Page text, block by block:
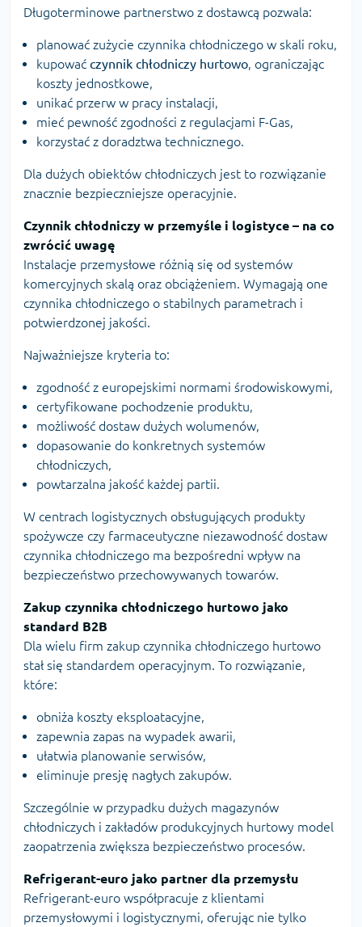
Długoterminowe partnerstwo z dostawcą pozwala:
planować zużycie czynnika chłodniczego w skali roku,
kupować czynnik chłodniczy hurtowo , ograniczając
koszty jednostkowe,
unikać przerw w pracy instalacji,
mieć pewność zgodności z regulacjami F-Gas,
korzystać z doradztwa technicznego.
Dla dużych obiektów chłodniczych jest to rozwiązanie
znacznie bezpieczniejsze operacyjnie.
Czynnik chłodniczy w przemyśle i logistyce – na co
zwrócić uwagę
Instalacje przemysłowe różnią się od systemów
komercyjnych skalą oraz obciążeniem. Wymagają one
czynnika chłodniczego o stabilnych parametrach i
potwierdzonej jakości.
Najważniejsze kryteria to:
zgodność z europejskimi normami środowiskowymi,
certyfikowane pochodzenie produktu,
możliwość dostaw dużych wolumenów,
dopasowanie do konkretnych systemów
chłodniczych,
powtarzalna jakość każdej partii.
W centrach logistycznych obsługujących produkty
spożywcze czy farmaceutyczne niezawodność dostaw
czynnika chłodniczego ma bezpośredni wpływ na
bezpieczeństwo przechowywanych towarów.
Zakup czynnika chłodniczego hurtowo jako
standard B2B
Dla wielu firm zakup czynnika chłodniczego hurtowo
stał się standardem operacyjnym. To rozwiązanie,
które:
obniża koszty eksploatacyjne,
zapewnia zapas na wypadek awarii,
ułatwia planowanie serwisów,
eliminuje presję nagłych zakupów.
Szczególnie w przypadku dużych magazynów
chłodniczych i zakładów produkcyjnych hurtowy model
zaopatrzenia zwiększa bezpieczeństwo procesów.
Refrigerant-euro jako partner dla przemysłu
Refrigerant-euro współpracuje z klientami
przemysłowymi i logistycznymi, oferując nie tylko